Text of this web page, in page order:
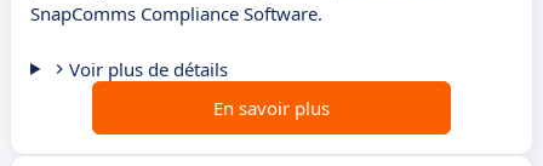
SnapComms Compliance Software.
Voir plus de détails
En savoir plus